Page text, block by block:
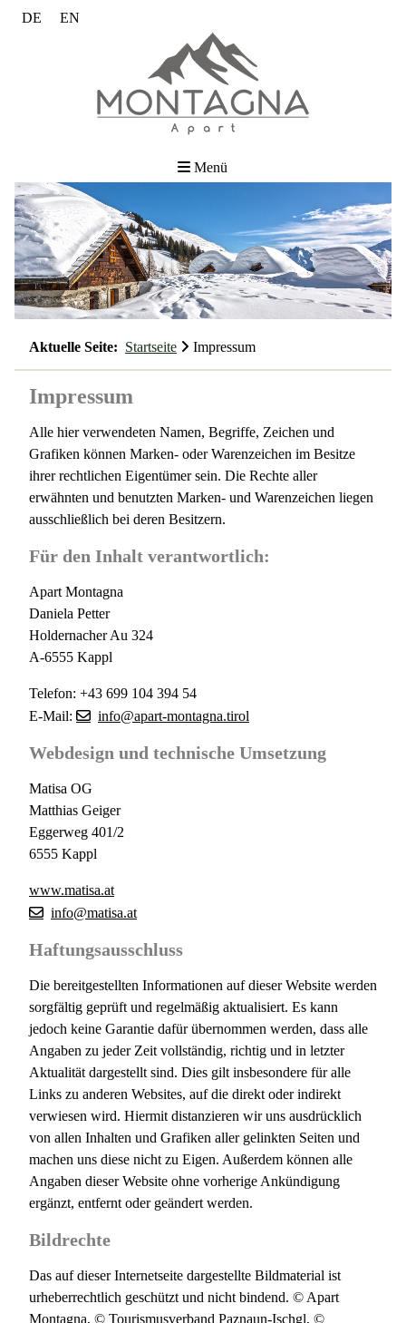
DE EN
Menü
Aktuelle Seite: Startseite Impressum
Impressum
Alle hier verwendeten Namen, Begriffe, Zeichen und
Grafiken können Marken- oder Warenzeichen im Besitze
ihrer rechtlichen Eigentümer sein. Die Rechte aller
erwähnten und benutzten Marken- und Warenzeichen liegen
ausschließlich bei deren Besitzern.
Für den Inhalt verantwortlich:
Apart Montagna
Daniela Petter
Holdernacher Au 324
A-6555 Kappl
Telefon: +43 699 104 394 54
E-Mail:
info@apart-montagna.tirol
Webdesign und technische Umsetzung
Matisa OG
Matthias Geiger
Eggerweg 401/2
6555 Kappl
www.matisa.at
info@matisa.at
Haftungsausschluss
Die bereitgestellten Informationen auf dieser Website werden
sorgfältig geprüft und regelmäßig aktualisiert. Es kann
jedoch keine Garantie dafür übernommen werden, dass alle
Angaben zu jeder Zeit vollständig, richtig und in letzter
Aktualität dargestellt sind. Dies gilt insbesondere für alle
Links zu anderen Websites, auf die direkt oder indirekt
verwiesen wird. Hiermit distanzieren wir uns ausdrücklich
von allen Inhalten und Grafiken aller gelinkten Seiten und
machen uns diese nicht zu Eigen. Außerdem können alle
Angaben dieser Website ohne vorherige Ankündigung
ergänzt, entfernt oder geändert werden.
Bildrechte
Das auf dieser Internetseite dargestellte Bildmaterial ist
urheberrechtlich geschützt und nicht bindend. © Apart
Montagna, © Tourismusverband Paznaun-Ischgl, ©